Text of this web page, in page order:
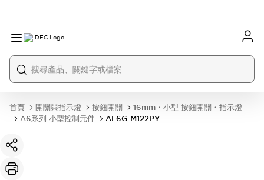
首頁 開關與指示燈 按鈕開關
16mm・小型 按鈕開關・指示燈
A6系列 小型控制元件
AL6G-M122PY